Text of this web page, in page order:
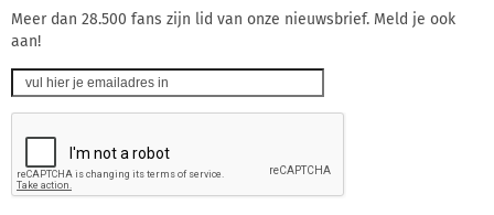
Meer dan 28.500 fans zijn lid van onze nieuwsbrief. Meld je ook
aan!